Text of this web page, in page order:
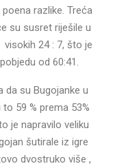
razlike. Treća
su susret riješile u
24 : 7, što je
od 60:41.
da su Bugojanke u
59 % prema 53%
je napravilo veliku
šutirale iz igre
dvostruko više ,